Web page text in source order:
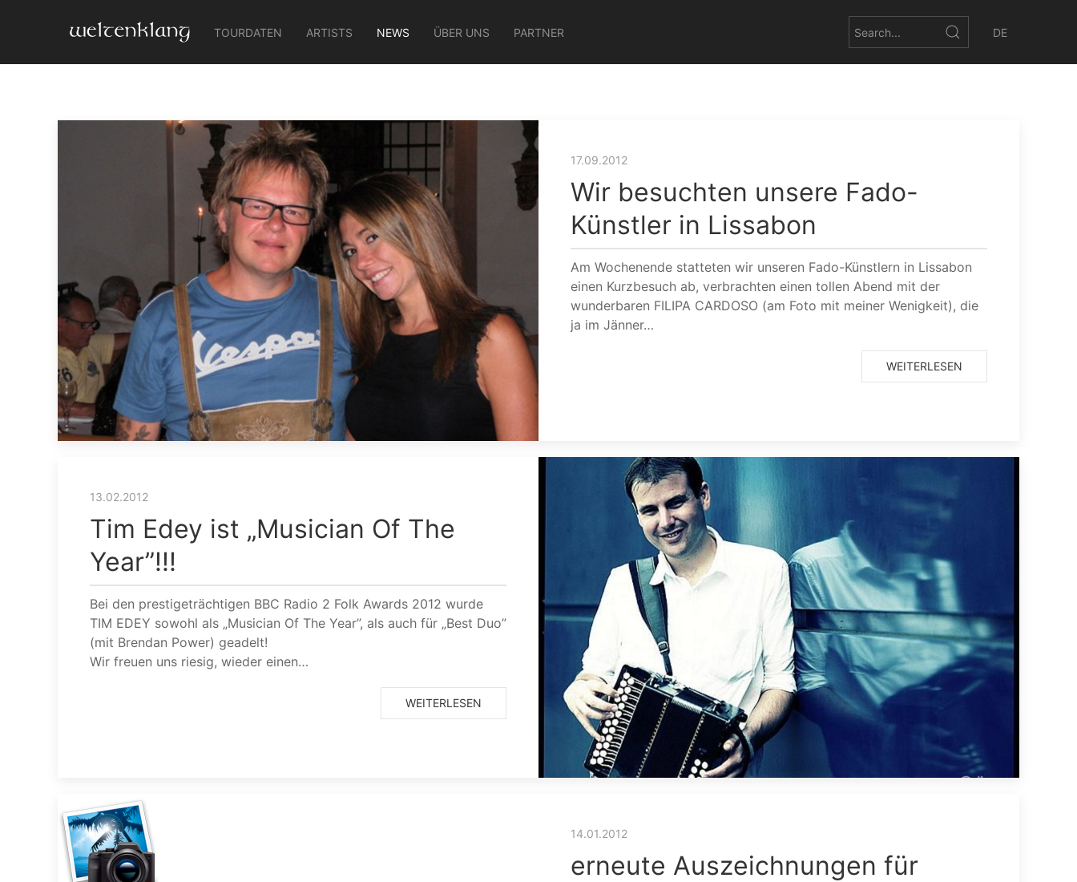
TOURDATEN ARTISTS NEWS ÜBER UNS PARTNER DE
17.09.2012
Wir besuchten unsere Fado-
Künstler in Lissabon
Am Wochenende statteten wir unseren Fado-Künstlern in Lissabon
einen Kurzbesuch ab, verbrachten einen tollen Abend mit der
wunderbaren FILIPA CARDOSO (am Foto mit meiner Wenigkeit), die
ja im Jänner…
WEITERLESEN
13.02.2012
Tim Edey ist „Musician Of The
Year”!!!
Bei den prestigeträchtigen BBC Radio 2 Folk Awards 2012 wurde
TIM EDEY sowohl als „Musician Of The Year”, als auch für „Best Duo”
(mit Brendan Power) geadelt!
Wir freuen uns riesig, wieder einen…
WEITERLESEN
14.01.2012
erneute Auszeichnungen für